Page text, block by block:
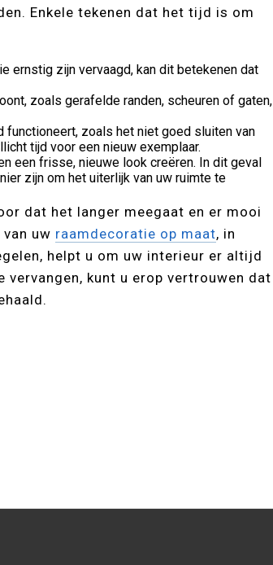
Enkele tekenen dat het tijd is om
ernstig zijn vervaagd, kan dit betekenen dat
zoals gerafelde randen, scheuren of gaten,
functioneert, zoals het niet goed sluiten van
tijd voor een nieuw exemplaar.
een frisse, nieuwe look creëren. In dit geval
zijn om het uiterlijk van uw ruimte te
dat het langer meegaat en er mooi
uw raamdecoratie op maat, in
helpt u om uw interieur er altijd
kunt u erop vertrouwen dat